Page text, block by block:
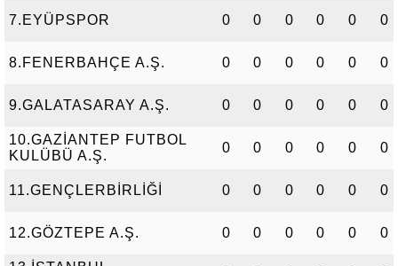
7.EYÜPSPOR 0 0 0 0 0 0
8.FENERBAHÇE A.Ş. 0 0 0 0 0 0
9.GALATASARAY A.Ş. 0 0 0 0 0 0
10.GAZİANTEP FUTBOL
KULÜBÜ A.Ş.
0 0 0 0 0 0
11.GENÇLERBİRLİĞİ 0 0 0 0 0 0
12.GÖZTEPE A.Ş. 0 0 0 0 0 0